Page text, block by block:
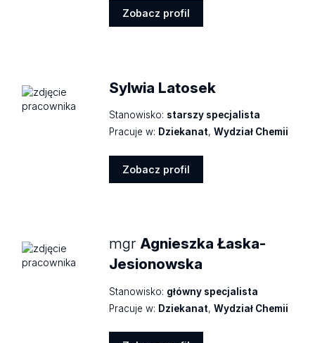
Zobacz profil
Sylwia Latosek
Stanowisko: starszy specjalista
Pracuje w: Dziekanat,Wydział Chemii
Zobacz profil
mgrAgnieszka Łaska-
Jesionowska
Stanowisko: główny specjalista
Pracuje w: Dziekanat,Wydział Chemii